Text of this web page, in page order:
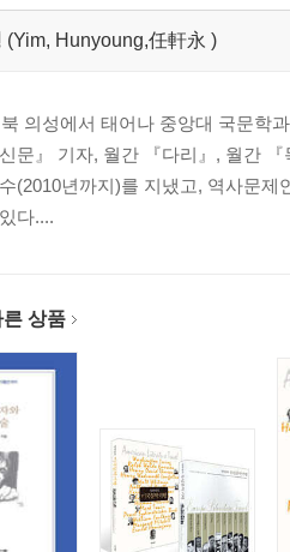
복조건 - 미국식 자본주의의 지양
세기의 결산 - 조광조를 보내고 이
(Yim, Hunyoung,任軒永 )
의성에서 태어나 중앙대 국문학
문』 기자, 월간 『다리』, 월간
(2010년까지)를 지냈고, 역사문
다....
상품